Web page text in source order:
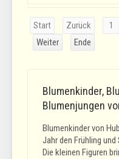
Start Zurück 1
Weiter
Ende
Blumenkinder,
Blumenjungen
Blumenkinder von
Jahr den Frühling
Die kleinen Figuren